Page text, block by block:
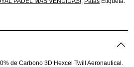
de Carbono 3D Hexcel Twill Aeronautical.